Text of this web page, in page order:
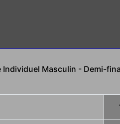
Individuel Masculin - Demi-